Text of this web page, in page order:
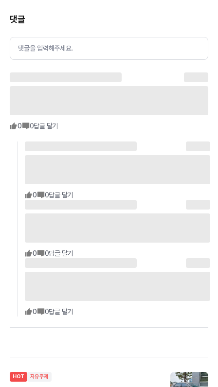
댓글
댓글을 입력해주세요.
0 0답글 달기
0 0답글 달기
0 0답글 달기
0 0답글 달기
HOT 자유주제